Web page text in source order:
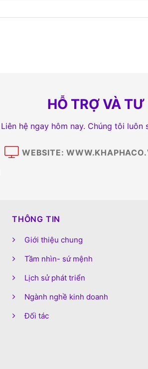
HỖ TRỢ VÀ TƯ
Liên hệ ngay hôm nay. Chúng tôi luôn
WEBSITE:
THÔNG TIN
Giới thiệu chung
Tầm nhìn- sứ mệnh
Lịch sử phát triển
Ngành nghề kinh doanh
Đối tác